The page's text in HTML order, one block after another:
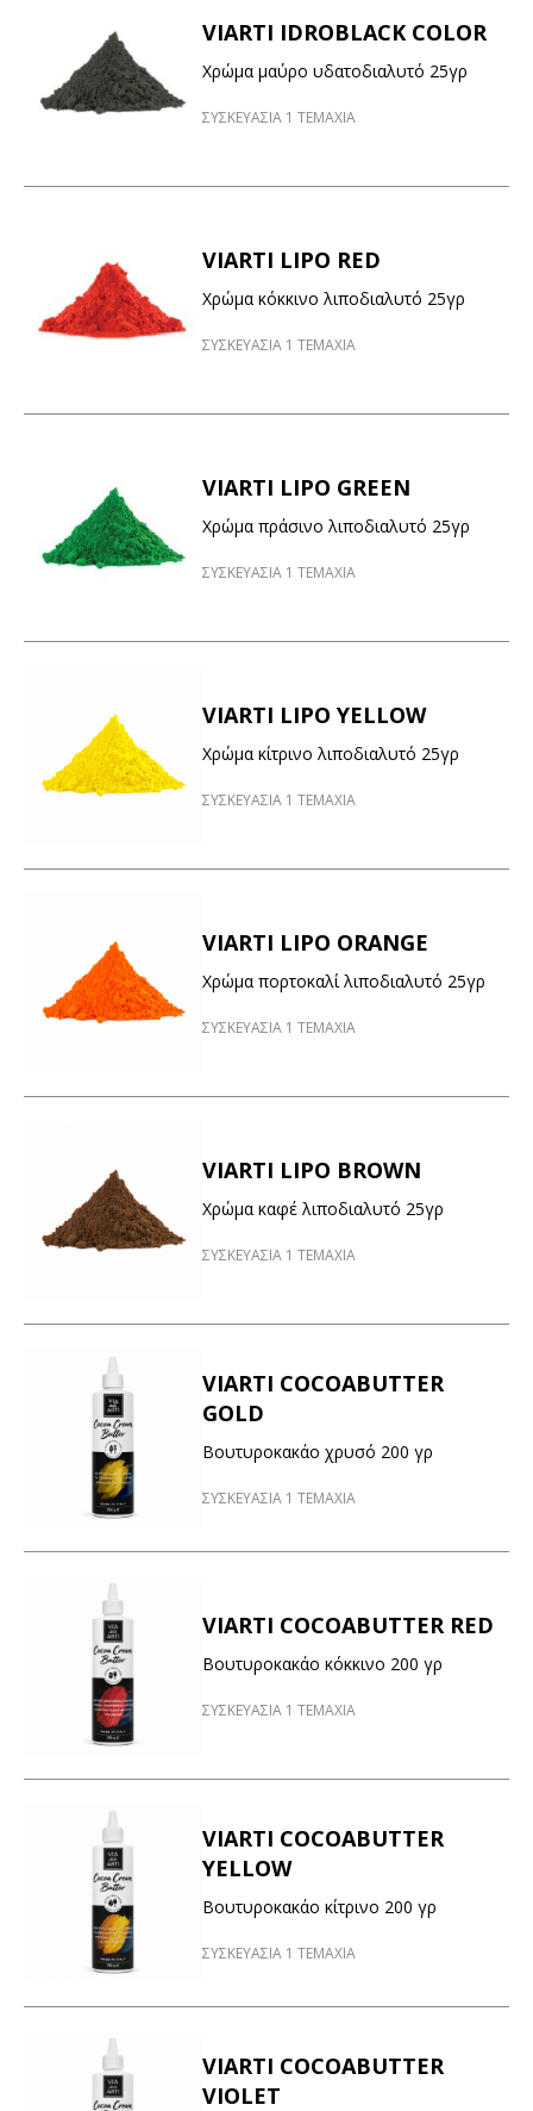
VIARTI IDROBLACK COLOR
Χρώμα μαύρο υδατοδιαλυτό 25γρ
ΣΥΣΚΕΥΑΣΙΑ 1 ΤΕΜΑΧΙΑ
VIARTI LIPO RED
Χρώμα κόκκινο λιποδιαλυτό 25γρ
ΣΥΣΚΕΥΑΣΙΑ 1 ΤΕΜΑΧΙΑ
VIARTI LIPO GREEN
Χρώμα πράσινο λιποδιαλυτό 25γρ
ΣΥΣΚΕΥΑΣΙΑ 1 ΤΕΜΑΧΙΑ
VIARTI LIPO YELLOW
Χρώμα κίτρινο λιποδιαλυτό 25γρ
ΣΥΣΚΕΥΑΣΙΑ 1 ΤΕΜΑΧΙΑ
VIARTI LIPO ORANGE
Χρώμα πορτοκαλί λιποδιαλυτό 25γρ
ΣΥΣΚΕΥΑΣΙΑ 1 ΤΕΜΑΧΙΑ
VIARTI LIPO BROWN
Χρώμα καφέ λιποδιαλυτό 25γρ
ΣΥΣΚΕΥΑΣΙΑ 1 ΤΕΜΑΧΙΑ
VIARTI COCOABUTTER
GOLD
Βουτυροκακάο χρυσό 200 γρ
ΣΥΣΚΕΥΑΣΙΑ 1 ΤΕΜΑΧΙΑ
VIARTI COCOABUTTER RED
Βουτυροκακάο κόκκινο 200 γρ
ΣΥΣΚΕΥΑΣΙΑ 1 ΤΕΜΑΧΙΑ
VIARTI COCOABUTTER
YELLOW
Βουτυροκακάο κίτρινο 200 γρ
ΣΥΣΚΕΥΑΣΙΑ 1 ΤΕΜΑΧΙΑ
VIARTI COCOABUTTER
VIOLET